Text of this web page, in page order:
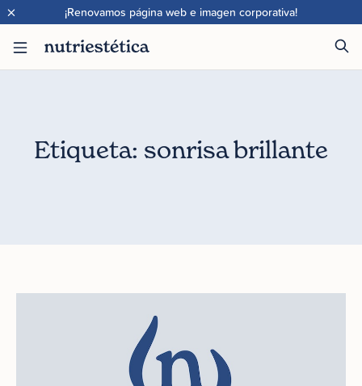
¡Renovamos página web e imagen corporativa!
×
Etiqueta: sonrisa brillante